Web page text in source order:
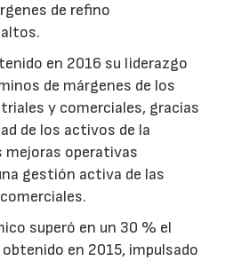
de refino
en 2016 su liderazgo
de márgenes de los
y comerciales, gracias
de los activos de la
mejoras operativas
gestión activa de las
superó en un 30 % el
en 2015, impulsado